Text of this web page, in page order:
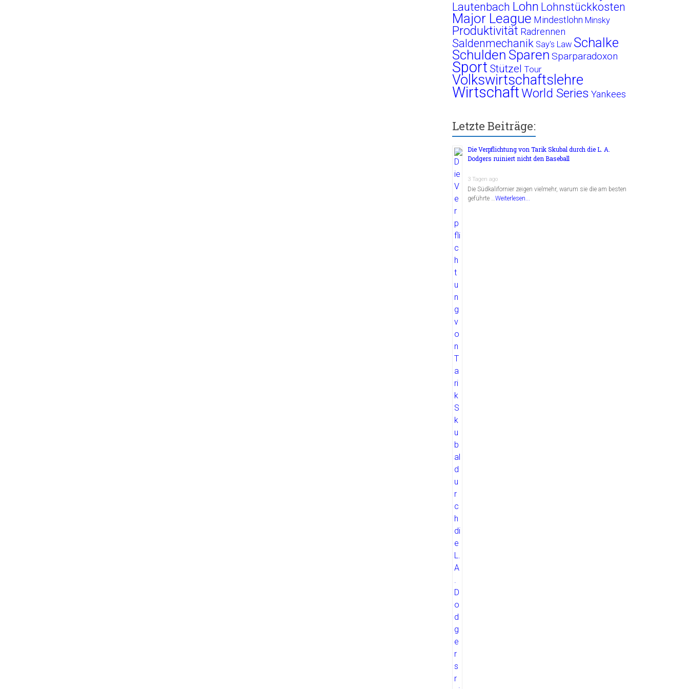
Lautenbach Lohn Lohnstückkosten
Major League Mindestlohn Minsky
Produktivität Radrennen
Saldenmechanik Say's Law Schalke
Schulden Sparen Sparparadoxon
Sport Stützel Tour
Volkswirtschaftslehre
WirtschaftWorld Series Yankees
Letzte Beiträge:
Die Verpflichtung von Tarik Skubal durch die L. A.
Dodgers ruiniert nicht den Baseball
3 Tagen ago
Die Südkalifornier zeigen vielmehr, warum sie die am besten
geführte …Weiterlesen...